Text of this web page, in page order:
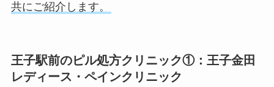
共にご紹介します。
王子駅前のピル処方クリニック①：王子金田
レディース・ペインクリニック